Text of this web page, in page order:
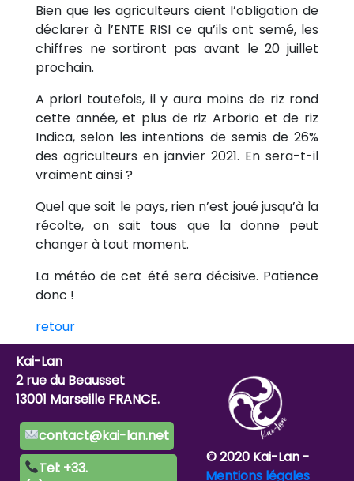
Bien que les agriculteurs aient l’obligation de
déclarer à l’ENTE RISI ce qu’ils ont semé, les
chiffres ne sortiront pas avant le 20 juillet
prochain.
A priori toutefois, il y aura moins de riz rond
cette année, et plus de riz Arborio et de riz
Indica, selon les intentions de semis de 26%
des agriculteurs en janvier 2021. En sera-t-il
vraiment ainsi ?
Quel que soit le pays, rien n’est joué jusqu’à la
récolte, on sait tous que la donne peut
changer à tout moment.
La météo de cet été sera décisive. Patience
donc !
retour
Kai-Lan
2 rue du Beausset
13001 Marseille FRANCE.
contact@kai-lan.net
Tel: +33.
© 2020 Kai-Lan -
Mentions légales